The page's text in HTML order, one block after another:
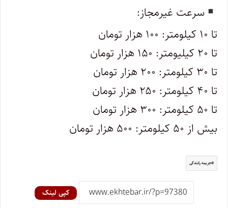
سرعت غیرمجاز:
تا ۱۰ کیلومتر: ۱۰۰ هزار تومان
تا ۲۰ کیلیومتر: ۱۵۰ هزار تومان
تا ۳۰ کیلومتر: ۲۰۰ هزار تومان
تا ۴۰ کیلومتر: ۲۵۰ هزار تومان
تا ۵۰ کیلومتر: ۳۰۰ هزار تومان
بیش از ۵۰ کیلومتر: ۵۰۰ هزار تومان
جریمه رانندگی
کپی لینک